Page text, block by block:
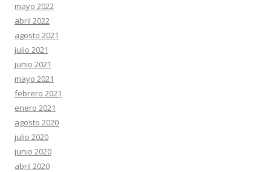
mayo 2022
abril 2022
agosto 2021
julio 2021
junio 2021
mayo 2021
febrero 2021
enero 2021
agosto 2020
julio 2020
junio 2020
abril 2020